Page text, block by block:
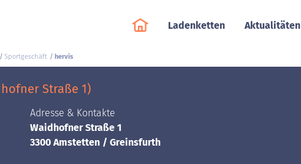
Ladenketten Aktualitäten
Sportgeschäft hervis
Straße 1)
Adresse & Kontakte
Waidhofner Straße 1
3300 Amstetten / Greinsfurth